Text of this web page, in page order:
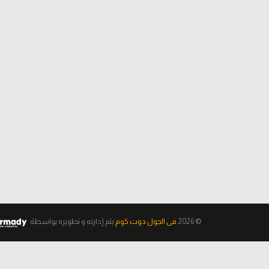
© 2026 فى الجول دوت كوم يتم إدارته و تطويره بواسطة